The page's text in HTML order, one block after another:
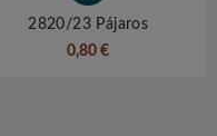
2820/23 Pájaros
0,80 €